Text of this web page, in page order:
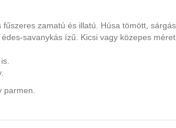
zamatú és illatú. Húsa tömött,
savanykás ízű. Kicsi vagy közepes
parmen.